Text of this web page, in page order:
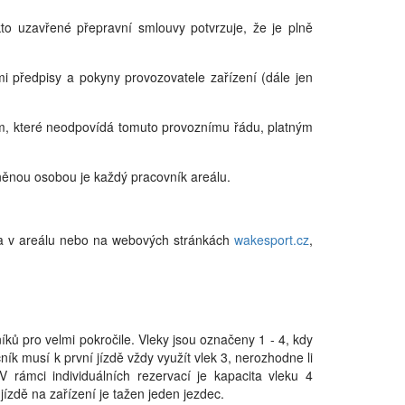
uzavřené přepravní smlouvy potvrzuje, že je plně
předpisy a pokyny provozovatele zařízení (dále jen
které neodpovídá tomuto provoznímu řádu, platným
osobou je každý pracovník areálu.
areálu nebo na webových stránkách wakesport.cz,
pro velmi pokročile. Vleky jsou označeny 1 - 4, kdy
musí k první jízdě vždy využít vlek 3, nerozhodne li
rámci individuálních rezervací je kapacita vleku 4
na zařízení je tažen jeden jezdec.